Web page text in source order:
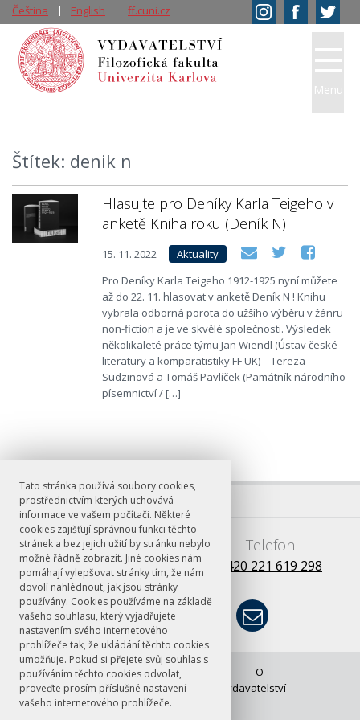
Tato stránka používá soubory cookies,
prostřednictvím kterých uchovává
informace ve vašem počítači. Některé
cookies zajišťují správnou funkci těchto
stránek a bez jejich užití by stránku nebylo
možné řádně zobrazit. Jiné cookies nám
pomáhají vylepšovat stránky tím, že nám
dovolí nahlédnout, jak jsou stránky
používány. Cookies používáme na základě
vašeho souhlasu, který vyjadřujete
nastavením svého internetového
prohlížeče tak, že ukládání těchto cookies
umožňuje. Pokud si přejete svůj souhlas s
používáním těchto cookies odvolat,
proveďte prosím příslušné nastavení
vašeho internetového prohlížeče.
Štítek: denik n
Hlasujte pro Deníky Karla Teigeho v
anketě Kniha roku (Deník N)
15. 11. 2022
Aktuality
Pro Deníky Karla Teigeho 1912-1925 nyní můžete
až do 22. 11. hlasovat v anketě Deník N ! Knihu
vybrala odborná porota do užšího výběru v žánru
non-fiction a je ve skvělé společnosti. Výsledek
několikaleté práce týmu Jan Wiendl (Ústav české
literatury a komparatistiky FF UK) – Tereza
Sudzinová a Tomáš Pavlíček (Památník národního
písemnictví / […]
Menu
Čeština English ff.cuni.cz
E-mail
books@ff.cuni.cz
Telefon
+420 221 619 298
© FF UK 2026 Úvodní stránka
O
vydavatelství